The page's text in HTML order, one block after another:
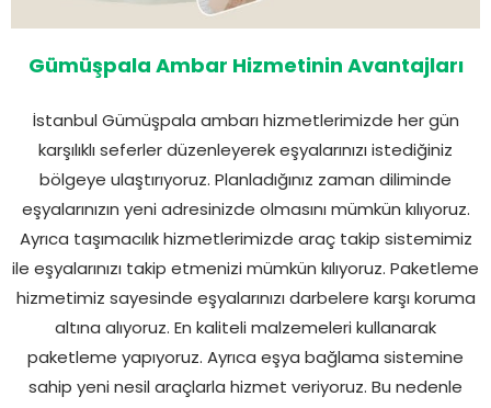
Gümüşpala Ambar Hizmetinin Avantajları
İstanbul Gümüşpala ambarı hizmetlerimizde her gün
karşılıklı seferler düzenleyerek eşyalarınızı istediğiniz
bölgeye ulaştırıyoruz. Planladığınız zaman diliminde
eşyalarınızın yeni adresinizde olmasını mümkün kılıyoruz.
Ayrıca taşımacılık hizmetlerimizde araç takip sistemimiz
ile eşyalarınızı takip etmenizi mümkün kılıyoruz. Paketleme
hizmetimiz sayesinde eşyalarınızı darbelere karşı koruma
altına alıyoruz. En kaliteli malzemeleri kullanarak
paketleme yapıyoruz. Ayrıca eşya bağlama sistemine
sahip yeni nesil araçlarla hizmet veriyoruz. Bu nedenle